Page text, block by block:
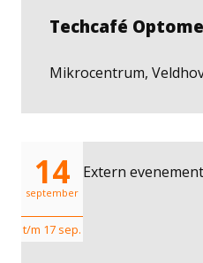
Techcafé
Mikrocentrum,
14
september
t/m 17 sep.
Extern evenement